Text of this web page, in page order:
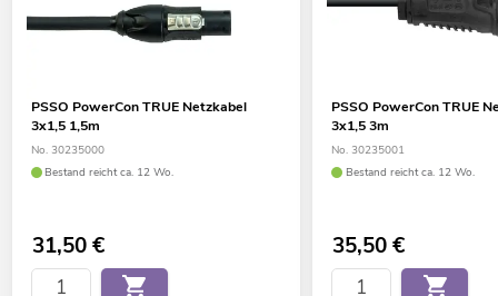
PSSO PowerCon TRUE Netzkabel
3x1,5 1,5m
No. 30235000
Bestand reicht ca. 12 Wo.
31,50€
PSSO PowerCon TRUE
3x1,5 3m
No. 30235001
Bestand reicht ca. 12 Wo.
35,50€